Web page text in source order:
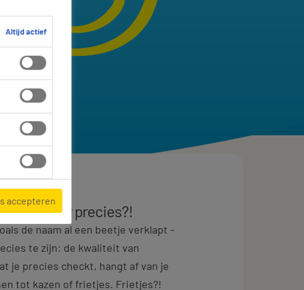
precies?!
de naam al een beetje verklapt -
te zijn: de kwaliteit van
je precies checkt, hangt af van je
tot kazen of frietjes. Frietjes?!
Altijd actief
accepteren